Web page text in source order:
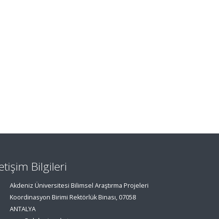
Bilgileri
Akdeniz Üniversitesi Bilimsel Araştırma Projeleri
Koordinasyon Birimi Rektörlük Binası, 07058
ANTALYA